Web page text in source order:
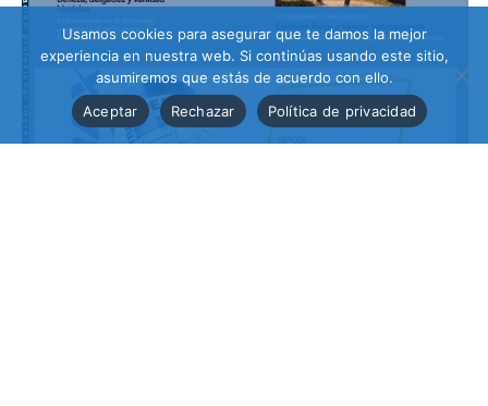
Usamos cookies para asegurar que te damos la mejor
experiencia en nuestra web. Si continúas usando este sitio,
asumiremos que estás de acuerdo con ello.
Aceptar
Rechazar Política de privacidad